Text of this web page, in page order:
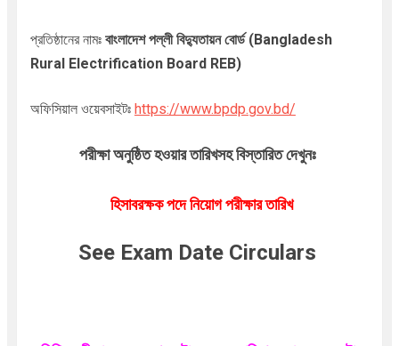
প্রতিষ্ঠানের নামঃ বাংলাদেশ পল্লী বিদ্যুতায়ন বোর্ড(Bangladesh
Rural Electrification Board REB)
অফিসিয়াল ওয়েবসাইটঃ https://www.bpdp.gov.bd/
পরীক্ষা অনুষ্ঠিত হওয়ার তারিখসহ বিস্তারিত দেখুনঃ
হিসাবরক্ষক পদে নিয়োগ পরীক্ষার তারিখ
See Exam Date Circulars